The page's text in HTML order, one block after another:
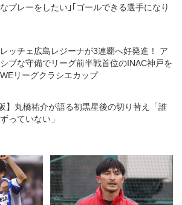
◎J１開幕戦
プレーをしたい｣｢ゴールできる選手になり
ッチェ広島レジーナが3連覇へ好発進！ ア
ブな守備でリーグ前半戦首位のINAC神戸を
リーグクラシエカップ
阪】丸橋祐介が語る初黒星後の切り替え「誰
っていない」